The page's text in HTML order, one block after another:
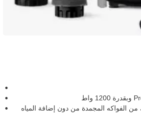
الفواكه المجمدة من دون إضافة المياه